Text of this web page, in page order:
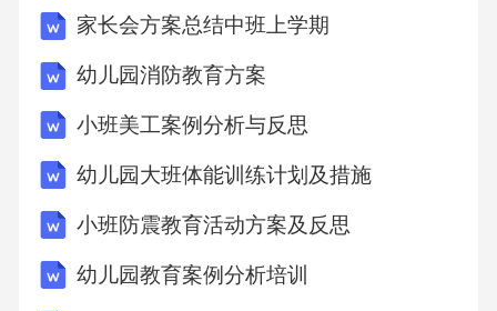
(I)当。=7时，
①求曲线y=/(x)在点(0J(0))处的切线方程；
(II)设函数g(x)=or-1,证明：当a<2时，函数”(x)=f
(x)-g(x)至多有一个零点.
家长会方案总结中班上学期
幼儿园消防教育方案
小班美工案例分析与反思
幼儿园大班体能训练计划及措施
小班防震教育活动方案及反思
幼儿园教育案例分析培训